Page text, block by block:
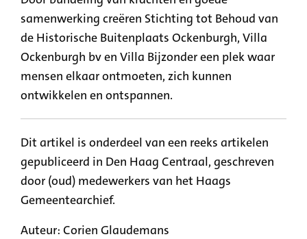
samenwerking creëren Stichting tot Behoud van
de Historische Buitenplaats Ockenburgh, Villa
Ockenburgh bv en Villa Bijzonder een plek waar
mensen elkaar ontmoeten, zich kunnen
ontwikkelen en ontspannen.
Dit artikel is onderdeel van een reeks artikelen
gepubliceerd in Den Haag Centraal, geschreven
door (oud) medewerkers van het Haags
Gemeentearchief.
Auteur: Corien Glaudemans